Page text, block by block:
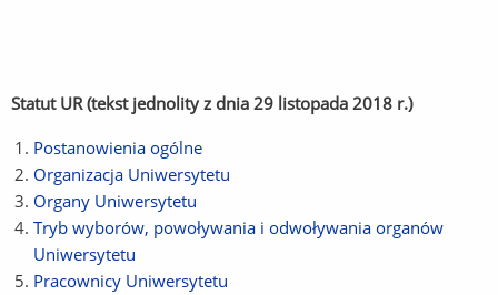
Statut UR(tekst jednolity z dnia 29 listopada 2018 r.)
Postanowienia ogólne
do
strony)
Organizacja Uniwersytetu
innej
Organy Uniwersytetu
do
strony)
Tryb wyborów, powoływania i odwoływania organów
Uniwersytetu
do
Pracownicy Uniwersytetu